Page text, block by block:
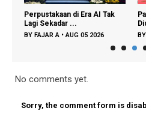
Perpustakaan di Era AI Tak
Lagi Sekadar ...
BY FAJAR A •AUG 05 2026 BY
No comments yet.
Sorry, the comment form is